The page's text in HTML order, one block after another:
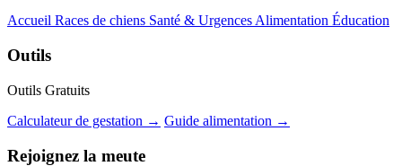
Accueil Races de chiens Santé & Urgences Alimentation Éducation
Outils
Outils Gratuits
Calculateur de gestation → Guide alimentation →
Rejoignez la meute